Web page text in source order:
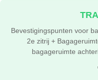
Bevestigingspunten voor
2e zitrij +
bagageruimte